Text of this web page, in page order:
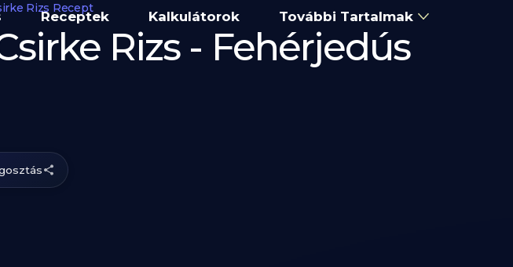
Receptek Kalkulátorok További Tartalmak
Rizs Recept
Rizs - Fehérjedús